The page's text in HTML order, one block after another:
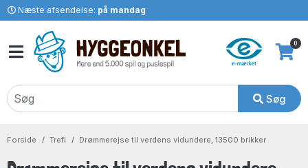
Næste afsendelse: på mandag
Søg
0
Forside Trefl Drømmerejse til verdens vidundere, 13500 brikker